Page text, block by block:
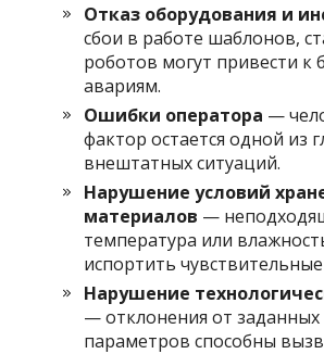
Отказ оборудования и
сбои в работе шаблонов,
роботов могут привести к
авариям.
Ошибки оператора —
фактор остается одной из
внештатных ситуаций.
Нарушение условий
материалов —
температура или
испортить
Нарушение
— отклонения от
параметров способны